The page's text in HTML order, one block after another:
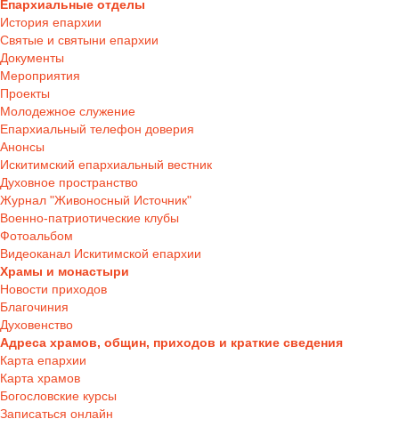
Епархиальные отделы
История епархии
Святые и святыни епархии
Документы
Мероприятия
Проекты
Молодежное служение
Епархиальный телефон доверия
Анонсы
Искитимский епархиальный вестник
Духовное пространство
Журнал "Живоносный Источник"
Военно-патриотические клубы
Фотоальбом
Видеоканал Искитимской епархии
Храмы и монастыри
Новости приходов
Благочиния
Духовенство
Адреса храмов, общин, приходов и краткие сведения
Карта епархии
Карта храмов
Богословские курсы
Записаться онлайн